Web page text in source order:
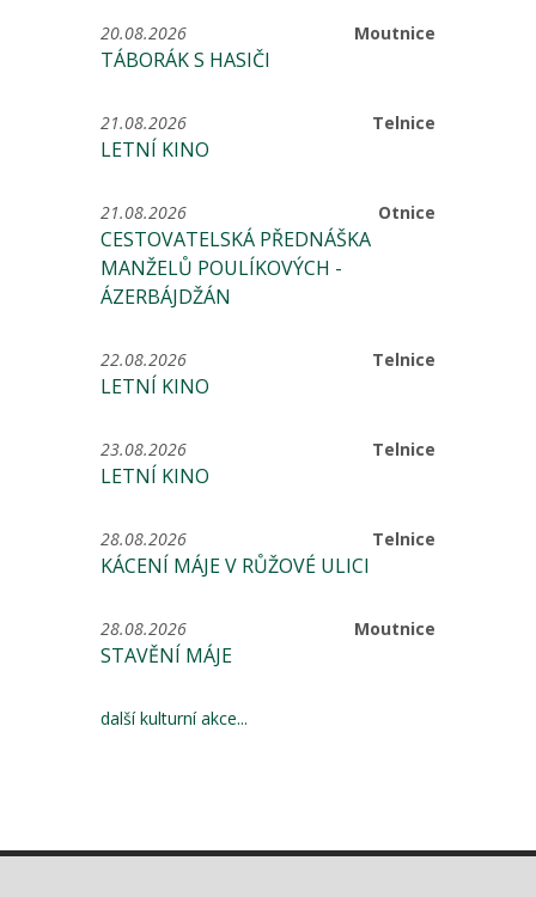
Moutnice
20.08.2026
TÁBORÁK S HASIČI
Telnice
21.08.2026
LETNÍ KINO
Otnice
21.08.2026
CESTOVATELSKÁ PŘEDNÁŠKA
MANŽELŮ POULÍKOVÝCH -
ÁZERBÁJDŽÁN
Telnice
22.08.2026
LETNÍ KINO
Telnice
23.08.2026
LETNÍ KINO
Telnice
28.08.2026
KÁCENÍ MÁJE V RŮŽOVÉ ULICI
Moutnice
28.08.2026
STAVĚNÍ MÁJE
další kulturní akce...